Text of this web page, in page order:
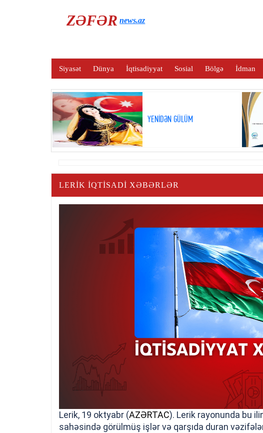
ZƏFƏRnews.az
Siyasət Dünya İqtisadiyyat Sosial Bölgə İdman
YENİDƏN GÜLÜM
LERIK IQTISADI XƏBƏRLƏR
Lerik, 19 oktyabr (AZƏRTAC). Lerik rayonunda bu
sahəsində görülmüş işlər və qarşıda duran